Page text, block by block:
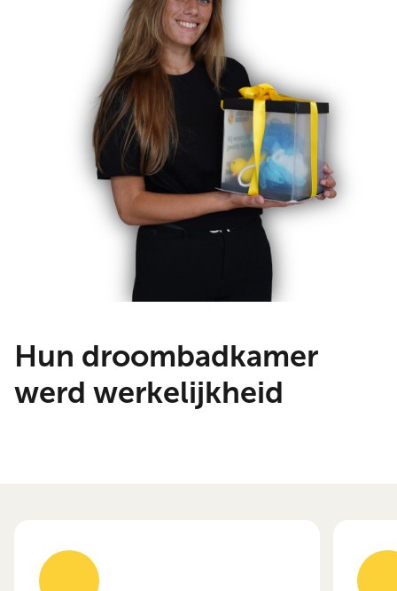
Hun droombadkamer
werd werkelijkheid